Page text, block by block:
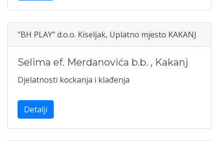
"BH PLAY" d.o.o. Kiseljak, Uplatno mjesto KAKANJ
Selima ef. Merdanovića b.b. , Kakanj
Djelatnosti kockanja i klađenja
Detalji